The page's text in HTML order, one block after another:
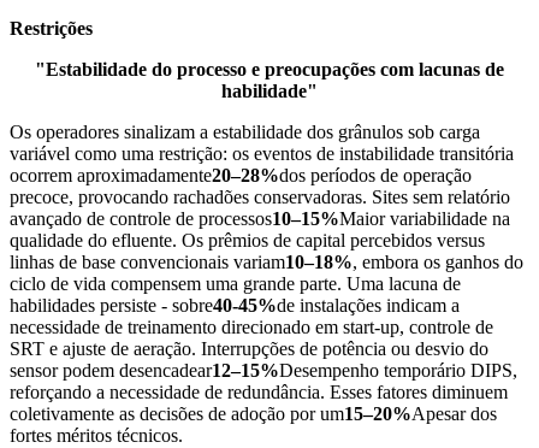
Restrições
"Estabilidade do processo e preocupações com lacunas de
habilidade"
Os operadores sinalizam a estabilidade dos grânulos sob carga
variável como uma restrição: os eventos de instabilidade transitória
ocorrem aproximadamente20–28%dos períodos de operação
precoce, provocando rachadões conservadoras. Sites sem relatório
avançado de controle de processos10–15%Maior variabilidade na
qualidade do efluente. Os prêmios de capital percebidos versus
linhas de base convencionais variam10–18%, embora os ganhos do
ciclo de vida compensem uma grande parte. Uma lacuna de
habilidades persiste - sobre40-45%de instalações indicam a
necessidade de treinamento direcionado em start-up, controle de
SRT e ajuste de aeração. Interrupções de potência ou desvio do
sensor podem desencadear12–15%Desempenho temporário DIPS,
reforçando a necessidade de redundância. Esses fatores diminuem
coletivamente as decisões de adoção por um15–20%Apesar dos
fortes méritos técnicos.